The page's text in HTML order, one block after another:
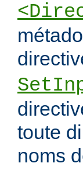
toute
noms